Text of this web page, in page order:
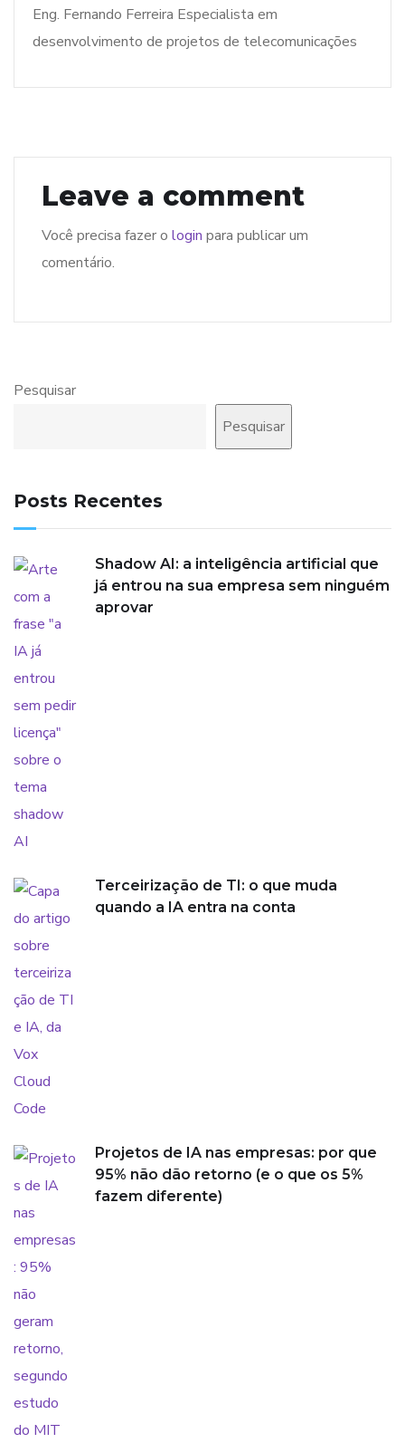
Eng. Fernando Ferreira Especialista em
desenvolvimento de projetos de telecomunicações
Leave a comment
Você precisa fazer o login para publicar um
comentário.
Pesquisar
Pesquisar
Posts Recentes
Shadow AI: a inteligência artificial que
já entrou na sua empresa sem ninguém
aprovar
Terceirização de TI: o que muda
quando a IA entra na conta
Projetos de IA nas empresas: por que
95% não dão retorno (e o que os 5%
fazem diferente)